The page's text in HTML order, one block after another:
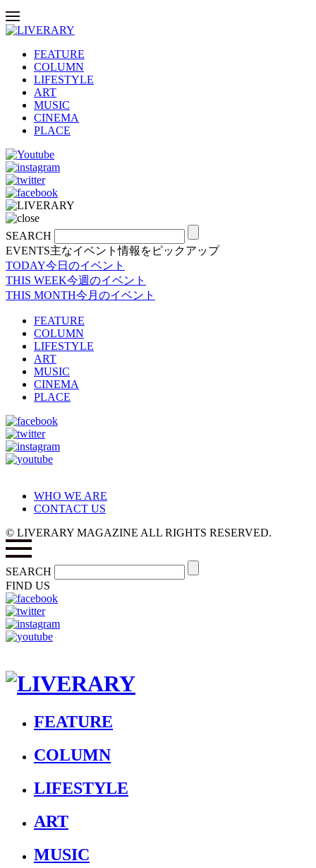
FEATURE
COLUMN
LIFESTYLE
ART
MUSIC
CINEMA
PLACE
SEARCH
EVENTS主なイベント情報をピックアップ
TODAY今日のイベント
THIS WEEK今週のイベント
THIS MONTH今月のイベント
FEATURE
COLUMN
LIFESTYLE
ART
MUSIC
CINEMA
PLACE
WHO WE ARE
CONTACT US
© LIVERARY MAGAZINE ALL RIGHTS RESERVED.
SEARCH
FIND US
FEATURE
COLUMN
LIFESTYLE
ART
MUSIC